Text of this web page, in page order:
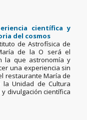
científica y
del cosmos
de Astrofísica de
de la O será el
la que astronomía y
una experiencia sin
restaurante María de
Unidad de Cultura
y divulgación científica